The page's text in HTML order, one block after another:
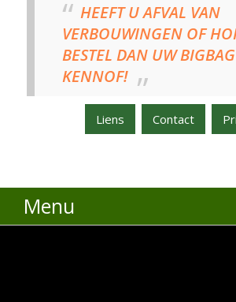
HEEFT U AFVAL VAN
VERBOUWINGEN OF
BESTEL DAN UW
KENNOF!
Liens Contact
Menu